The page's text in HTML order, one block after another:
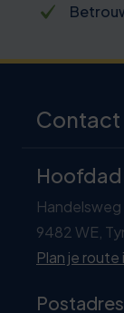
Contact
9482 WE,
Plan je route
Postadres